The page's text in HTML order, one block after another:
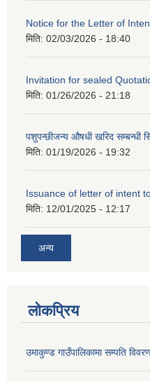
Notice for the Letter of
मिति: 02/03/2026 - 18:40
Invitation for sealed
मिति: 01/26/2026 - 21:18
पशुपन्छीजन्य औषधी खरिद सम्बन्धी
मिति: 01/19/2026 - 19:32
Issuance of letter of intent
मिति: 12/01/2025 - 12:17
अन्य
लोकप्रिय
उमाकुण्ड गाउँपालिकामा सम्पति